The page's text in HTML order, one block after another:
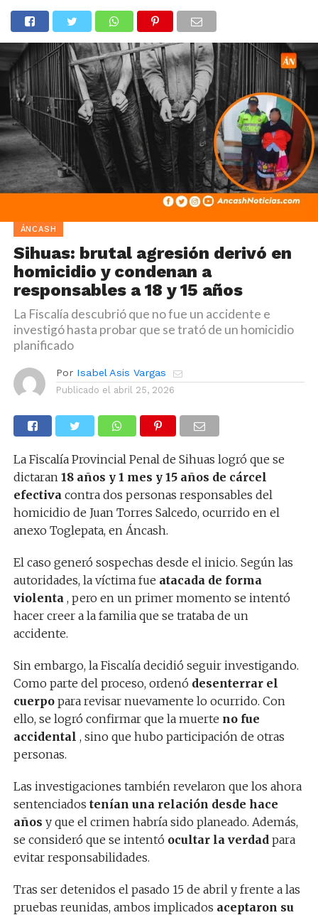
ÁNCASH
Sihuas: brutal agresión derivó en
homicidio y condenan a
responsables a 18 y 15 años
La Fiscalía descubrió que no fue un accidente e
investigó hasta probar que se trató de un homicidio
planificado
Por Isabel Asis Vargas
Publicado el abril 25, 2026
La Fiscalía Provincial Penal de Sihuas logró que se
dictaran 18 años y 1 mes y 15 años de cárcel
efectiva contra dos personas responsables del
homicidio de Juan Torres Salcedo, ocurrido en el
anexo Toglepata, en Áncash.
El caso generó sospechas desde el inicio. Según las
autoridades, la víctima fue atacada de forma
violenta , pero en un primer momento se intentó
hacer creer a la familia que se trataba de un
accidente.
Sin embargo, la Fiscalía decidió seguir investigando.
Como parte del proceso, ordenó desenterrar el
cuerpopara revisar nuevamente lo ocurrido. Con
ello, se logró confirmar que la muerte no fue
accidental , sino que hubo participación de otras
personas.
Las investigaciones también revelaron que los ahora
sentenciados tenían una relación desde hace
años y que el crimen habría sido planeado. Además,
se consideró que se intentó ocultar la verdad para
evitar responsabilidades.
Tras ser detenidos el pasado 15 de abril y frente a las
pruebas reunidas, ambos implicados aceptaron su